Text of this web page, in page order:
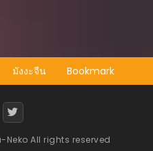
มังงะจีน Bookmark
All rights reserved